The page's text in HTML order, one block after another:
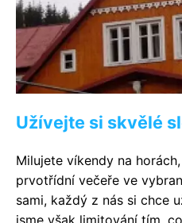
Užívejte si skvělé
Milujete víkendy na
prvotřídní večeře ve
sami, každý z nás si chce
jsme však limitování tím,